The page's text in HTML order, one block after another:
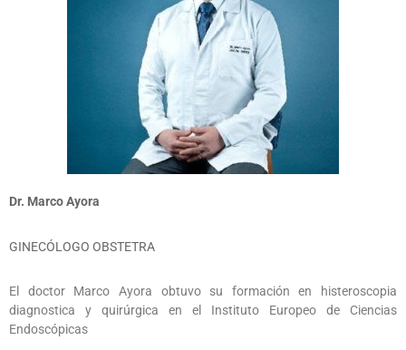
Dr. Marco Ayora
GINECÓLOGO OBSTETRA
El doctor Marco Ayora obtuvo su formación en histeroscopia
diagnostica y quirúrgica en el Instituto Europeo de Ciencias
Endoscópicas